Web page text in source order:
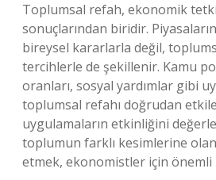
Toplumsal refah, ekonomik
sonuçlarından biridir.
bireysel kararlarla değil,
tercihlerle de şekillenir. Kamu
oranları, sosyal yardımlar gibi
toplumsal refahı doğrudan
uygulamaların etkinliğini
toplumun farklı kesimlerine
etmek, ekonomistler için